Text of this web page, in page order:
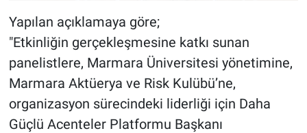
Yapılan açıklamaya göre;
"Etkinliğin gerçekleşmesine katkı sunan
panelistlere, Marmara Üniversitesi yönetimine,
Marmara Aktüerya ve Risk Kulübü’ne,
organizasyon sürecindeki liderliği için Daha
Güçlü Acenteler Platformu Başkanı